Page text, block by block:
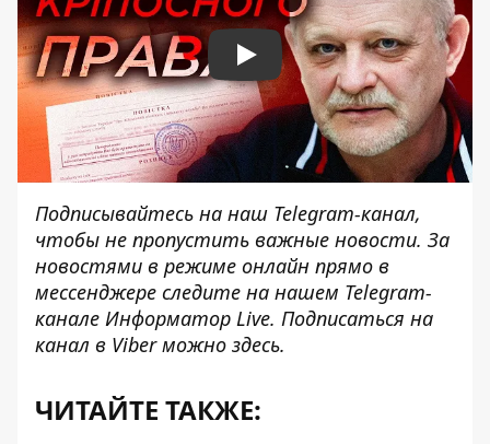
Play
Подписывайтесь на наш Telegram-канал,
чтобы не пропустить важные новости. За
новостями в режиме онлайн прямо в
мессенджере следите на нашем Telegram-
канале Информатор Live. Подписаться на
канал в Viber можно здесь.
ЧИТАЙТЕ ТАКЖЕ: